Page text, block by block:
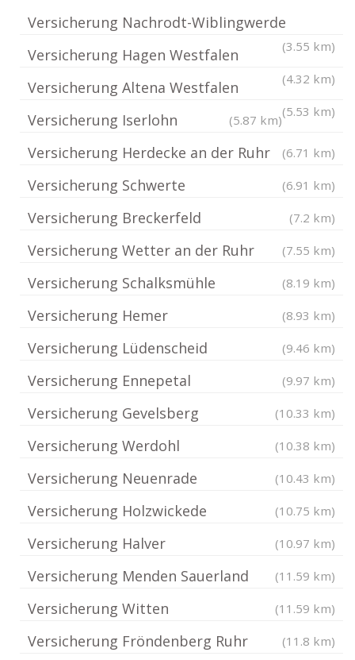
Versicherung Nachrodt-Wiblingwerde
(3.55 km)
Versicherung Hagen Westfalen
(4.32 km)
Versicherung Altena Westfalen
(5.53 km)
Versicherung Iserlohn (5.87 km)
Versicherung Herdecke an der Ruhr (6.71 km)
Versicherung Schwerte (6.91 km)
Versicherung Breckerfeld (7.2 km)
Versicherung Wetter an der Ruhr (7.55 km)
Versicherung Schalksmühle (8.19 km)
Versicherung Hemer (8.93 km)
Versicherung Lüdenscheid (9.46 km)
Versicherung Ennepetal (9.97 km)
Versicherung Gevelsberg (10.33 km)
Versicherung Werdohl (10.38 km)
Versicherung Neuenrade (10.43 km)
Versicherung Holzwickede (10.75 km)
Versicherung Halver (10.97 km)
Versicherung Menden Sauerland (11.59 km)
Versicherung Witten (11.59 km)
Versicherung Fröndenberg Ruhr (11.8 km)